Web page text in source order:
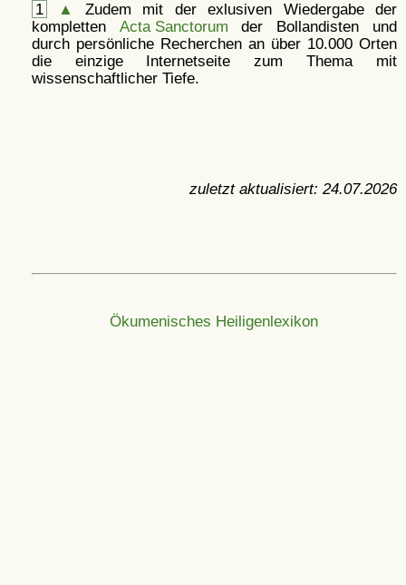
1 ▲
Zudem mit der exlusiven Wiedergabe der
kompletten Acta Sanctorum der Bollandisten und
durch persönliche Recherchen an über 10.000 Orten
die einzige Internetseite zum Thema mit
wissenschaftlicher Tiefe.
zuletzt aktualisiert: 24.07.2026
Ökumenisches Heiligenlexikon